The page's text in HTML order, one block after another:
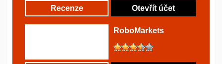
Recenze Otevřít účet
RoboMarkets